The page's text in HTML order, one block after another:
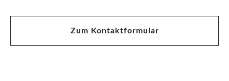
Zum Kontaktformular